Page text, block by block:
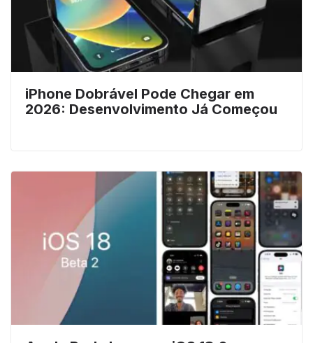
iPhone Dobrável Pode Chegar em
2026: Desenvolvimento Já Começou